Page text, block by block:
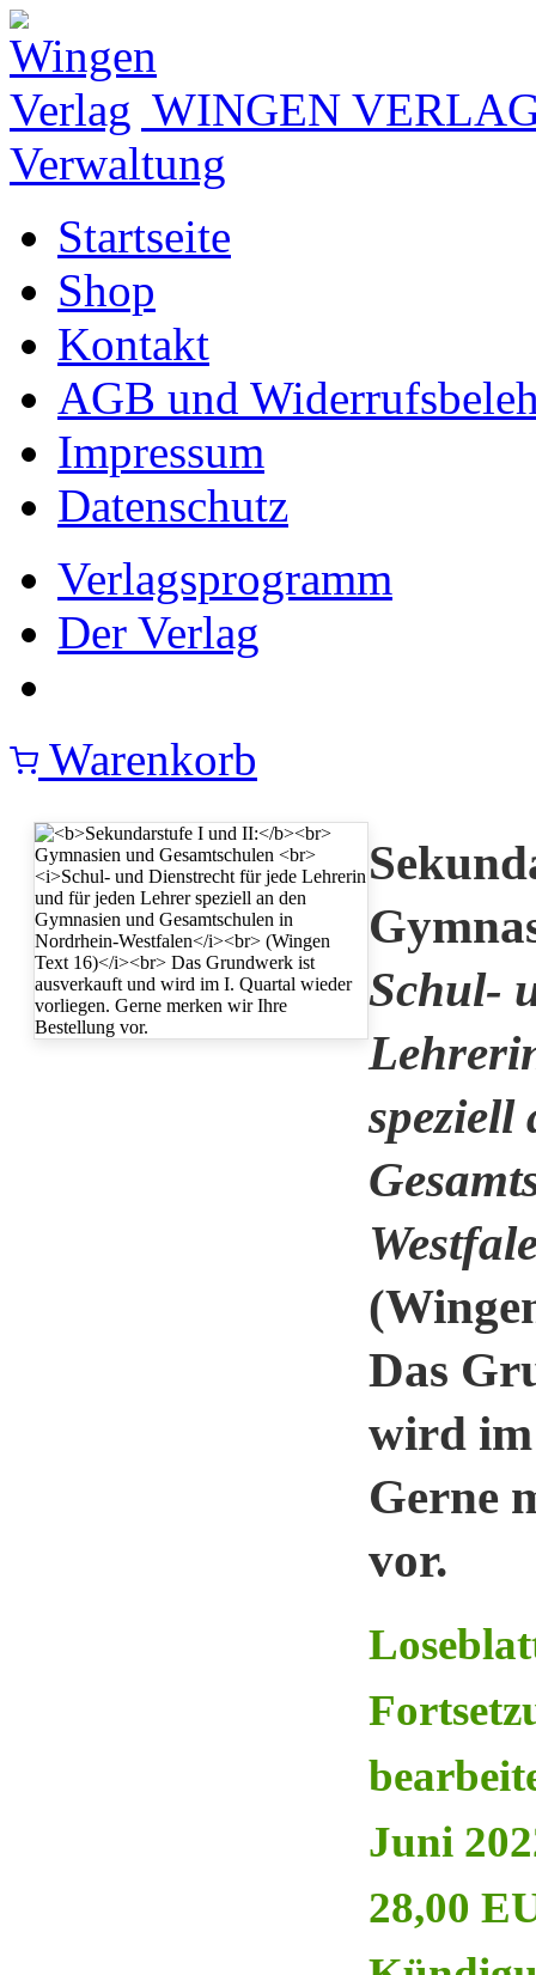
WINGEN
Verwaltung
Startseite
Shop
Kontakt
AGB und
Impressum
Datenschutz
Verlagsprogramm
Der Verlag
Warenkorb
Schul-
speziell
Das
wird
Gerne
vor.
Juni
28,00